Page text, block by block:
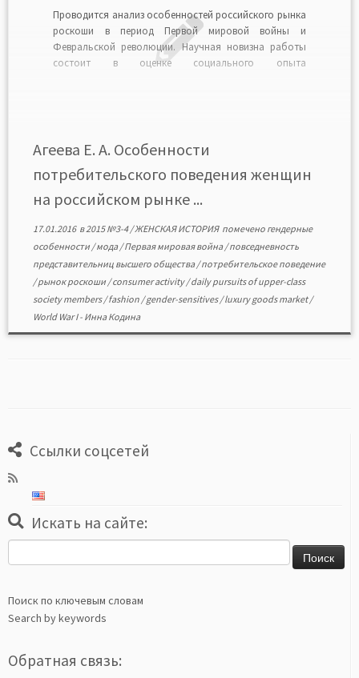
Проводится анализ особенностей российского рынка
роскоши в период Первой мировой войны и
Февральской революции. Научная новизна работы
состоит в оценке социального опыта
особенно важное значение имели мемуары и […]
Агеева Е. А. Особенности
потребительского поведения женщин
на российском рынке ...
17.01.2016в2015 №3-4/ЖЕНСКАЯ ИСТОРИЯ помечено гендерные
особенности /мода/Первая мировая война/повседневность
представительниц высшего общества/потребительское поведение
/рынок роскоши /consumer activity/daily pursuits of upper-class
society members/fashion /gender-sensitives/luxury goods market/
World War I- Инна Кодина
Ссылки соцсетей
Искать на сайте:
Поиск по ключевым словам
Search by keywords
Обратная связь: